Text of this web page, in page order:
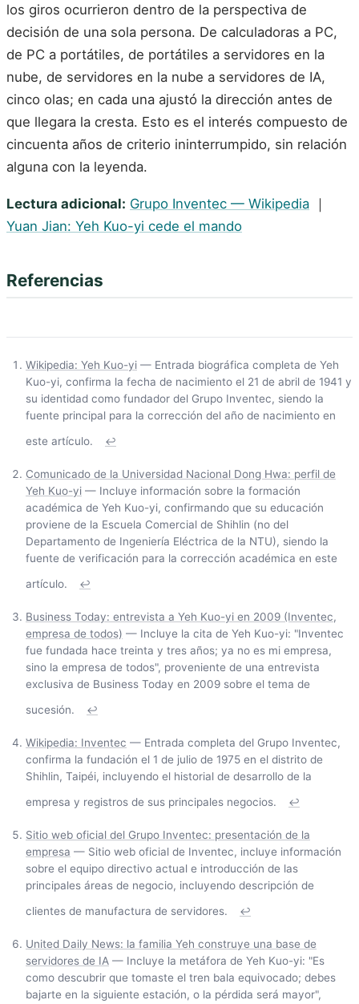
los giros ocurrieron dentro de la perspectiva de
decisión de una sola persona. De calculadoras a PC,
de PC a portátiles, de portátiles a servidores en la
nube, de servidores en la nube a servidores de IA,
cinco olas; en cada una ajustó la dirección antes de
que llegara la cresta. Esto es el interés compuesto de
cincuenta años de criterio ininterrumpido, sin relación
alguna con la leyenda.
Lectura adicional: Grupo Inventec — Wikipedia ｜
Yuan Jian: Yeh Kuo-yi cede el mando
Referencias
Wikipedia: Yeh Kuo-yi — Entrada biográfica completa de Yeh
Kuo-yi, confirma la fecha de nacimiento el 21 de abril de 1941 y
su identidad como fundador del Grupo Inventec, siendo la
fuente principal para la corrección del año de nacimiento en
este artículo.
↩
Comunicado de la Universidad Nacional Dong Hwa: perfil de
Yeh Kuo-yi — Incluye información sobre la formación
académica de Yeh Kuo-yi, confirmando que su educación
proviene de la Escuela Comercial de Shihlin (no del
Departamento de Ingeniería Eléctrica de la NTU), siendo la
fuente de verificación para la corrección académica en este
artículo.
↩
Business Today: entrevista a Yeh Kuo-yi en 2009 (Inventec,
empresa de todos) — Incluye la cita de Yeh Kuo-yi: "Inventec
fue fundada hace treinta y tres años; ya no es mi empresa,
sino la empresa de todos", proveniente de una entrevista
exclusiva de Business Today en 2009 sobre el tema de
sucesión.
↩
Wikipedia: Inventec — Entrada completa del Grupo Inventec,
confirma la fundación el 1 de julio de 1975 en el distrito de
Shihlin, Taipéi, incluyendo el historial de desarrollo de la
empresa y registros de sus principales negocios.
↩
Sitio web oficial del Grupo Inventec: presentación de la
empresa — Sitio web oficial de Inventec, incluye información
sobre el equipo directivo actual e introducción de las
principales áreas de negocio, incluyendo descripción de
clientes de manufactura de servidores.
↩
United Daily News: la familia Yeh construye una base de
servidores de IA — Incluye la metáfora de Yeh Kuo-yi: "Es
como descubrir que tomaste el tren bala equivocado; debes
bajarte en la siguiente estación, o la pérdida será mayor",